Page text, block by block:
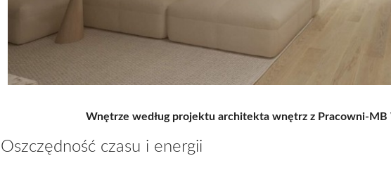
Wnętrze według projektu architekta wnętrz z Pracowni-MB
Oszczędność czasu i energii